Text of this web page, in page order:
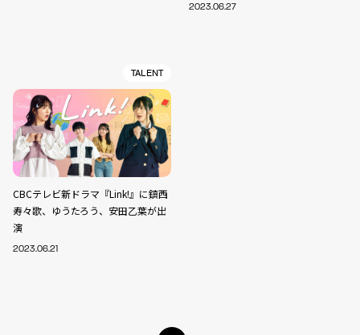
2023.06.27
TALENT
CBCテレビ新ドラマ『Link!』に鎮西
寿々歌、ゆうたろう、安田乙葉が出
演
2023.06.21